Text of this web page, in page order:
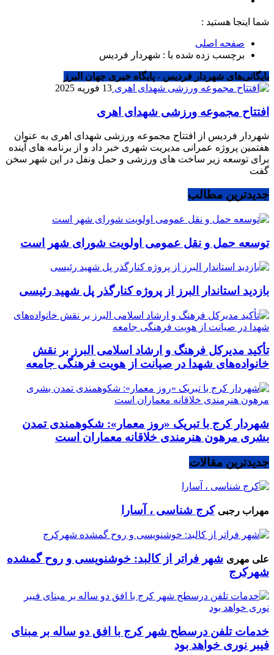
شما اینجا هستید :
صفحه اصلی
برچسب زده شده با : شهردار فردیس
بایگانی‌های شهردار فردیس - پایگاه خبری جهان البرز
13 فوریه 2025
افتتاح مجموعه ورزشی شهدای اهری
شهردار فردیس از افتتاح مجموعه ورزشی شهدای اهری به عنوان
هفتمین پروژه عمرانی مدیریت شهری خبر داد و از برنامه های آینده
برای توسعه زیر ساخت های ورزشی و حمل ونفل در این شهر سخن
گفت
جدیدترین مطالب
توسعه حمل و نقل عمومی اولویت شورای شهر است
بازدید استاندار البرز از پروژه کنارگذر پل شهید رئیسی
تأکید مدیرکل فرهنگ و ارشاد اسلامی البرز بر نقش
خانواده‌های شهدا در صیانت از هویت فرهنگی جامعه
شهردار کرج با تبریک «روز معمار»: شکوهمندی تمدن
بشری مرهون هنرمندی خلاقانه معماران است
جدیدترین مقالات
مهراب رجبی کرج شناسی ، آسارا
علی مهری شهر فراتر از کالبد: خوشنویسی و روح گمشده
شهرکرج
خدمات تلفن درسطح شهر کرج با افق دو ساله بر مبنای
فیبر نوری خواهد بود